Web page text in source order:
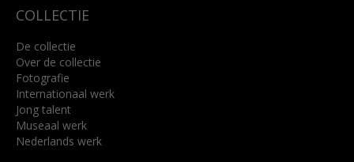
COLLECTIE
De collectie
Over de collectie
Fotografie
Internationaal werk
Jong talent
Museaal werk
Nederlands werk